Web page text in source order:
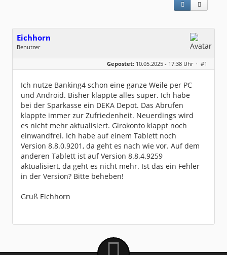
Eichhorn
Benutzer
Geschlecht:
keine Angabe
Dabei seit:
02 / 2010
Gepostet: 10.05.2025 - 17:38 Uhr · #1
Ich nutze Banking4 schon eine ganze Weile per PC
und Android. Bisher klappte alles super. Ich habe
bei der Sparkasse ein DEKA Depot. Das Abrufen
klappte immer zur Zufriedenheit. Neuerdings wird
es nicht mehr aktualisiert. Girokonto klappt noch
einwandfrei. Ich habe auf einem Tablett noch
Version 8.8.0.9201, da geht es nach wie vor. Auf dem
anderen Tablett ist auf Version 8.8.4.9259
aktualisiert, da geht es nicht mehr. Ist das ein Fehler
in der Version? Bitte beheben!
Gruß Eichhorn